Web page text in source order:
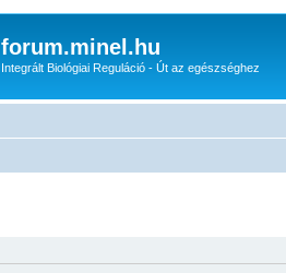
forum.minel.hu
Integrált Biológiai Reguláció - Út az egészséghez